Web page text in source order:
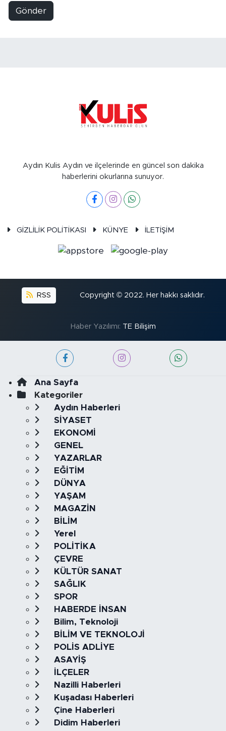
Gönder
Aydın Kulis Aydın ve ilçelerinde en güncel son dakika
haberlerini okurlarına sunuyor.
GİZLİLİK POLİTİKASI KÜNYE İLETİŞİM
RSS Copyright © 2022. Her hakkı saklıdır.
Haber Yazılımı: TE Bilişim
Ana Sayfa
Kategoriler
Aydın Haberleri
SİYASET
EKONOMİ
GENEL
YAZARLAR
EĞİTİM
DÜNYA
YAŞAM
MAGAZİN
BİLİM
Yerel
POLİTİKA
ÇEVRE
KÜLTÜR SANAT
SAĞLIK
SPOR
HABERDE İNSAN
Bilim, Teknoloji
BİLİM VE TEKNOLOJİ
POLİS ADLİYE
ASAYİŞ
İLÇELER
Nazilli Haberleri
Kuşadası Haberleri
Çine Haberleri
Didim Haberleri